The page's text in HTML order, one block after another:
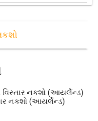
નકશો (આયર્લેન્ડ)
નકશો (આયર્લેન્ડ)